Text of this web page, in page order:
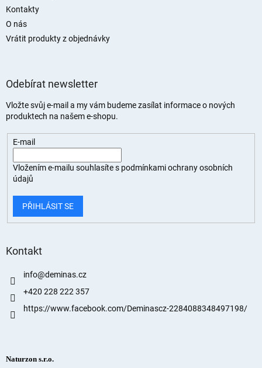
Kontakty
O nás
Vrátit produkty z objednávky
Odebírat newsletter
Vložte svůj e-mail a my vám budeme zasílat informace o nových
produktech na našem e-shopu.
E-mail
Vložením e-mailu souhlasíte s podmínkami ochrany osobních
údajů
PŘIHLÁSIT SE
Kontakt
info@deminas.cz
+420 228 222 357
https://www.facebook.com/Deminascz-2284088348497198/
Naturzon s.r.o.